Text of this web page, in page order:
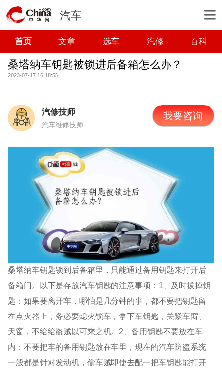
汽车
首页 文章 选车 汽修 百科
桑塔纳车钥匙被锁进后备箱怎么办？
2023-07-17 16:18:55
汽修技师
汽车维修技师
我要咨询
桑塔纳车钥匙锁到后备箱里，只能通过备用钥匙来打开后
备箱门。以下是存放汽车钥匙的注意事项：1、及时拔掉钥
匙：如果要离开车，哪怕是几分钟的事，都不要把钥匙留
在点火器上，务必要熄火锁车，拿下车钥匙，关紧车窗、
天窗，不给给盗贼以可乘之机。2、备用钥匙不要放在车
内：不要把车的备用钥匙放在车里，现在的汽车防盗系统
一般都是针对发动机，偷车贼即使去配一把车钥匙能打开